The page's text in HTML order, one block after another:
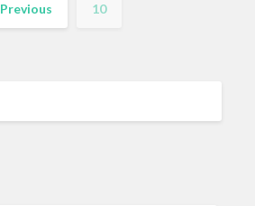
Previous 10